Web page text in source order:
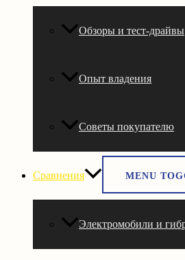
Обзоры и тест-драйвы
Опыт владения
Советы покупателю
Сравнения MENU
Электромобили и